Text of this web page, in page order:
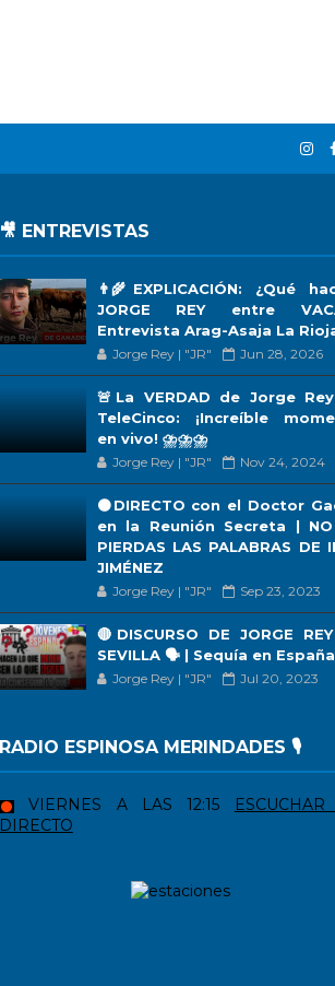
🎥 ENTREVISTAS
👨‍🌾EXPLICACIÓN: ¿Qué
JORGE REY entre
Entrevista Arag-Asaja La
Jorge Rey | "JR" Jun 28, 2026
🚨La VERDAD de Jorge
TeleCinco: ¡Increíble
en vivo! ⛈️⛈️⛈️
Jorge Rey | "JR" Nov 24, 2024
🟠DIRECTO con el Doctor
en la Reunión Secreta |
PIERDAS LAS PALABRAS DE
JIMÉNEZ
Jorge Rey | "JR" Sep 23, 2023
🔴DISCURSO DE JORGE
SEVILLA 🗣 | Sequía en
Jorge Rey | "JR" Jul 20, 2023
RADIO ESPINOSA MERINDADES 🎙️
VIERNES A LAS 12:15
DIRECTO